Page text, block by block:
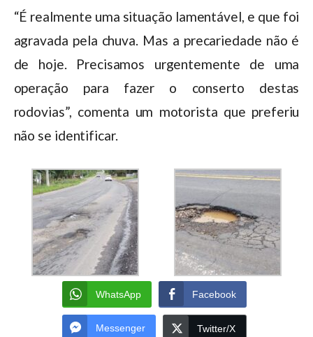
“É realmente uma situação lamentável, e que foi
agravada pela chuva. Mas a precariedade não é
de hoje. Precisamos urgentemente de uma
operação para fazer o conserto destas
rodovias”, comenta um motorista que preferiu
não se identificar.
WhatsApp Facebook
Messenger Twitter/X